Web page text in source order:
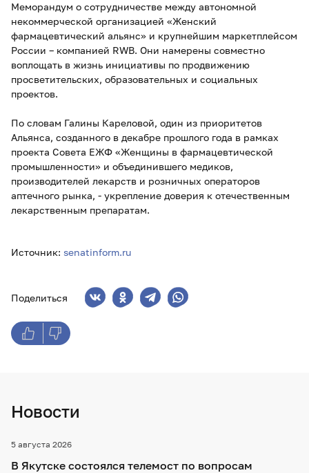
Меморандум о сотрудничестве между автономной
некоммерческой организацией «Женский
фармацевтический альянс» и крупнейшим маркетплейсом
России – компанией RWB. Они намерены совместно
воплощать в жизнь инициативы по продвижению
просветительских, образовательных и социальных
проектов.
По словам Галины Кареловой, один из приоритетов
Альянса, созданного в декабре прошлого года в рамках
проекта Совета ЕЖФ «Женщины в фармацевтической
промышленности» и объединившего медиков,
производителей лекарств и розничных операторов
аптечного рынка, - укрепление доверия к отечественным
лекарственным препаратам.
Источник: senatinform.ru
Поделиться
Новости
5 августа 2026
В Якутске состоялся телемост по вопросам